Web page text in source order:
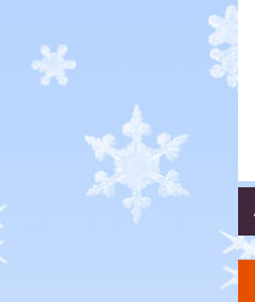
contenu